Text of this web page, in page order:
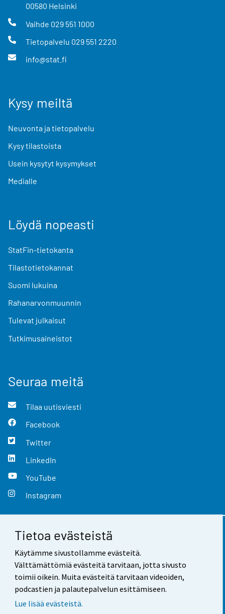
Tietoa evästeistä
Käytämme sivustollamme evästeitä.
Välttämättömiä evästeitä tarvitaan, jotta sivusto
toimii oikein. Muita evästeitä tarvitaan videoiden,
podcastien ja palautepalvelun esittämiseen.
Lue lisää evästeistä.
00580 Helsinki
Vaihde 029 551 1000
Tietopalvelu 029 551 2220
info@stat.fi
Kysy meiltä
Neuvonta ja tietopalvelu
Kysy tilastoista
Usein kysytyt kysymykset
Medialle
Löydä nopeasti
StatFin-tietokanta
Tilastotietokannat
Suomi lukuina
Rahanarvonmuunnin
Tulevat julkaisut
Tutkimusaineistot
Seuraa meitä
Tilaa uutisviesti
Facebook
Twitter
LinkedIn
YouTube
Instagram
Yhteystiedot
Palaute
Käyttöehdot